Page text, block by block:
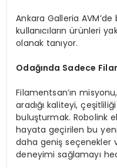
Ankara Galleria
kullanıcıların ürünleri
olanak tanıyor.
Odağında Sadece
Filamentsan’ın misyonu,
aradığı kaliteyi,
buluşturmak. Robolink
hayata geçirilen bu
daha geniş seçenekler
deneyimi sağlamayı